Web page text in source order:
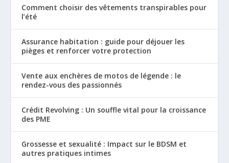
Comment choisir des vêtements transpirables pour
l’été
Assurance habitation : guide pour déjouer les
pièges et renforcer votre protection
Vente aux enchères de motos de légende : le
rendez-vous des passionnés
Crédit Revolving : Un souffle vital pour la croissance
des PME
Grossesse et sexualité : Impact sur le BDSM et
autres pratiques intimes